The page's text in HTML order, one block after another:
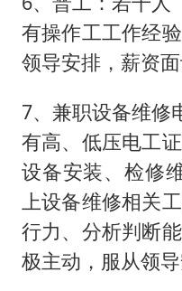
有操作工工作经
领导安排，薪资面
7、兼职设备维修
有高、低压电工
设备安装、检修
上设备维修相关
行力、分析判断
极主动，服从领导